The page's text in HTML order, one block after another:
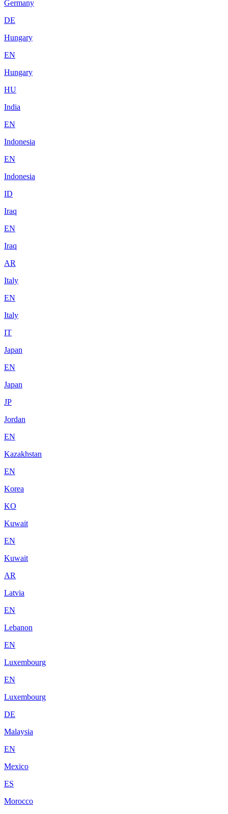
Germany
DE
Hungary
EN
Hungary
HU
India
EN
Indonesia
EN
Indonesia
ID
Iraq
EN
Iraq
AR
Italy
EN
Italy
IT
Japan
EN
Japan
JP
Jordan
EN
Kazakhstan
EN
Korea
KO
Kuwait
EN
Kuwait
AR
Latvia
EN
Lebanon
EN
Luxembourg
EN
Luxembourg
DE
Malaysia
EN
Mexico
ES
Morocco